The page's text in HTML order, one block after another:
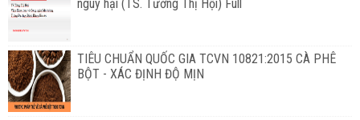
nguy hại (TS. Tưởng Thị Hội) Full
TIÊU CHUẨN QUỐC GIA TCVN 10821:2015 CÀ PHÊ
BỘT - XÁC ĐỊNH ĐỘ MỊN